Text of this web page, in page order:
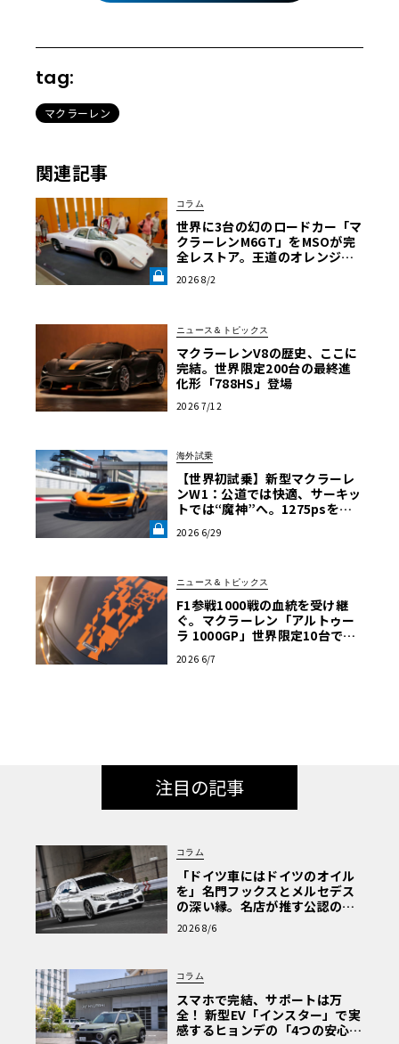
tag:
マクラーレン
関連記事
コラム
世界に3台の幻のロードカー「マ
クラーレンM6GT」をMSOが完
全レストア。王道のオレンジで
【グッドウッドFoS 2026】《LE
2026 8/2
ニュース＆トピックス
マクラーレンV8の歴史、ここに
完結。世界限定200台の最終進
化形「788HS」登場
2026 7/12
海外試乗
【世界初試乗】新型マクラーレ
ンW1：公道では快適、サーキッ
トでは“魔神”へ。1275psを後
《LE VOLANT LAB》
2026 6/29
ニュース＆トピックス
F1参戦1000戦の血統を受け継
ぐ。マクラーレン「アルトゥー
ラ 1000GP」世界限定10台で発
2026 6/7
注目の記事
コラム
「ドイツ車にはドイツのオイル
を」名門フックスとメルセデス
の深い縁。名店が推す公認の安
心と、Cクラスで味わうシルキー
な走り〈PR〉
2026 8/6
コラム
スマホで完結、サポートは万
全！ 新型EV「インスター」で実
感するヒョンデの「4つの安心」